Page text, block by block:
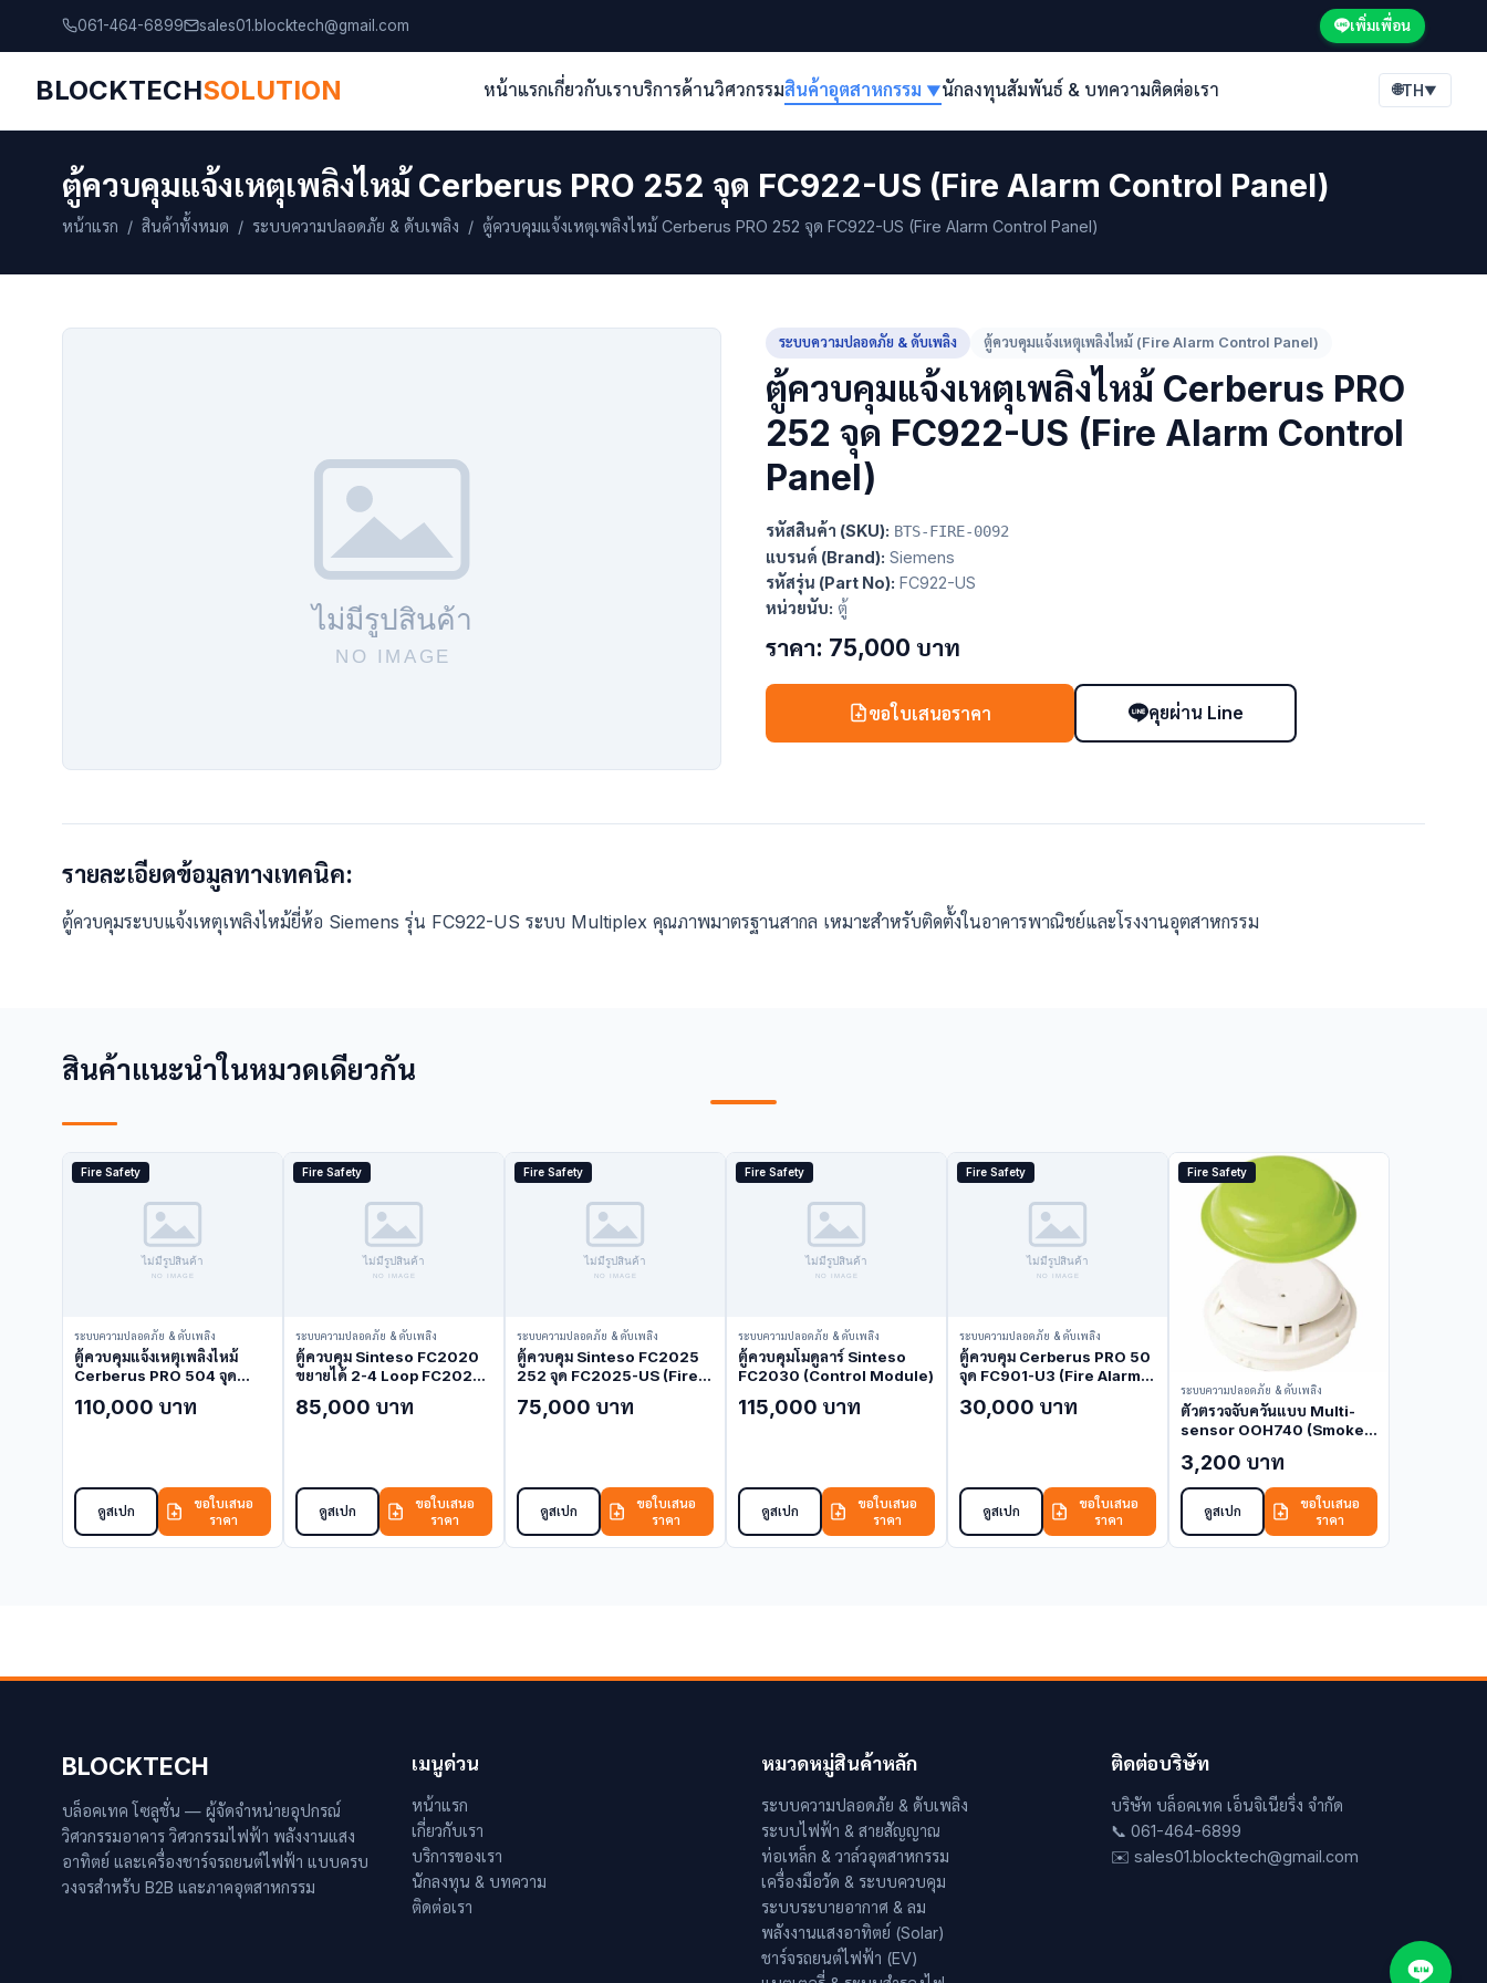
061-464-6899 sales01.blocktech@gmail.com เพิ่มเพื่อน
BLOCKTECHSOLUTION หน้าแรกเกี่ยวกับเราบริการด้านวิศวกรรมสินค้าอุตสาหกรรม ▼นักลงทุนสัมพันธ์ & บทความติดต่อเรา 🌐TH▼
ตู้ควบคุมแจ้งเหตุเพลิงไหม้ Cerberus PRO 252 จุด FC922-US (Fire Alarm Control Panel)
หน้าแรก / สินค้าทั้งหมด / ระบบความปลอดภัย & ดับเพลิง / ตู้ควบคุมแจ้งเหตุเพลิงไหม้ Cerberus PRO 252 จุด FC922-US (Fire Alarm Control Panel)
ระบบความปลอดภัย & ดับเพลิง ตู้ควบคุมแจ้งเหตุเพลิงไหม้ (Fire Alarm Control Panel)
ตู้ควบคุมแจ้งเหตุเพลิงไหม้ Cerberus PRO
252 จุด FC922-US (Fire Alarm Control
Panel)
รหัสสินค้า (SKU): BTS-FIRE-0092
แบรนด์ (Brand): Siemens
รหัสรุ่น (Part No): FC922-US
หน่วยนับ: ตู้
ราคา: 75,000 บาท
ขอใบเสนอราคา คุยผ่าน Line
รายละเอียดข้อมูลทางเทคนิค:
ตู้ควบคุมระบบแจ้งเหตุเพลิงไหม้ยี่ห้อ Siemens รุ่น FC922-US ระบบ Multiplex คุณภาพมาตรฐานสากล เหมาะสำหรับติดตั้งในอาคารพาณิชย์และโรงงานอุตสาหกรรม
สินค้าแนะนำในหมวดเดียวกัน
Fire Safety
ระบบความปลอดภัย & ดับเพลิง
ตู้ควบคุมแจ้งเหตุเพลิงไหม้
Cerberus PRO 504 จุด
Control Panel)
110,000 บาท
ดูสเปก
ขอใบเสนอ
ราคา
Fire Safety
ระบบความปลอดภัย & ดับเพลิง
ตู้ควบคุม Sinteso FC2020
ขยายได้ 2-4 Loop FC2020
85,000 บาท
ดูสเปก
ขอใบเสนอ
ราคา
Fire Safety
ระบบความปลอดภัย & ดับเพลิง
ตู้ควบคุม Sinteso FC2025
252 จุด FC2025-US (Fire
75,000 บาท
ดูสเปก
ขอใบเสนอ
ราคา
Fire Safety
ระบบความปลอดภัย & ดับเพลิง
ตู้ควบคุมโมดูลาร์ Sinteso
FC2030 (Control Module)
115,000 บาท
ดูสเปก
ขอใบเสนอ
ราคา
Fire Safety
ระบบความปลอดภัย & ดับเพลิง
ตู้ควบคุม Cerberus PRO 50
จุด FC901-U3 (Fire Alarm
30,000 บาท
ดูสเปก
ขอใบเสนอ
ราคา
Fire Safety
ระบบความปลอดภัย & ดับเพลิง
ตัวตรวจจับควันแบบ Multi-
sensor OOH740 (Smoke
3,200 บาท
ดูสเปก
ขอใบเสนอ
ราคา
BLOCKTECH
บล็อคเทค โซลูชั่น — ผู้จัดจำหน่ายอุปกรณ์
วิศวกรรมอาคาร วิศวกรรมไฟฟ้า พลังงานแสง
อาทิตย์ และเครื่องชาร์จรถยนต์ไฟฟ้า แบบครบ
วงจรสำหรับ B2B และภาคอุตสาหกรรม
เมนูด่วน
หน้าแรก
เกี่ยวกับเรา
บริการของเรา
นักลงทุน & บทความ
ติดต่อเรา
หมวดหมู่สินค้าหลัก
ระบบความปลอดภัย & ดับเพลิง
ระบบไฟฟ้า & สายสัญญาณ
ท่อเหล็ก & วาล์วอุตสาหกรรม
เครื่องมือวัด & ระบบควบคุม
ระบบระบายอากาศ & ลม
พลังงานแสงอาทิตย์ (Solar)
ชาร์จรถยนต์ไฟฟ้า (EV)
ติดต่อบริษัท
บริษัท บล็อคเทค เอ็นจิเนียริ่ง จำกัด
📞 061-464-6899
✉️ sales01.blocktech@gmail.com